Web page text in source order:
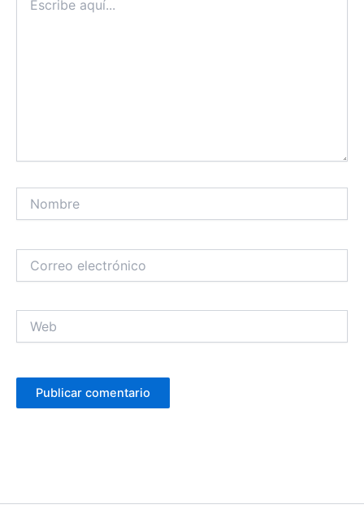
aquí...
electrónico